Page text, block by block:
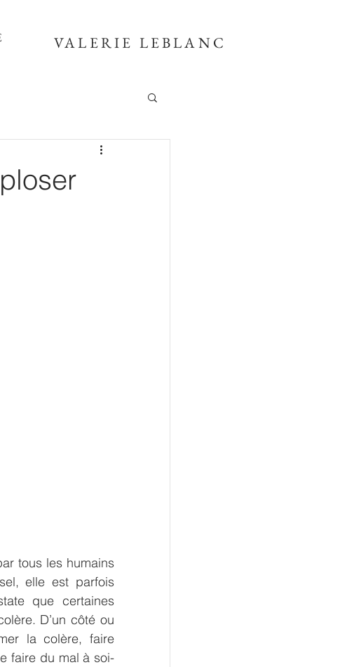
VALERIE LEBLANC
tous les humains
elle est parfois
que certaines
D’un côté ou
la colère, faire
faire du mal à soi-